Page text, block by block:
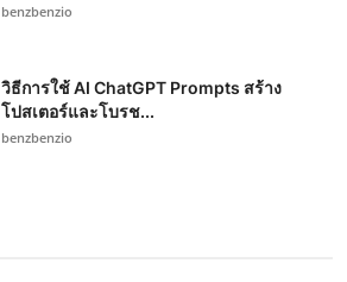
benzbenzio
วิธีการใช้ AI ChatGPT Prompts สร้าง
โปสเตอร์และโบรช...
benzbenzio